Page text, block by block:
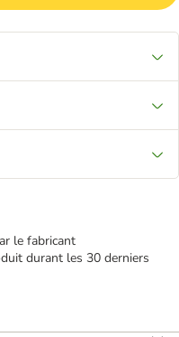
le fabricant
durant les 30 derniers